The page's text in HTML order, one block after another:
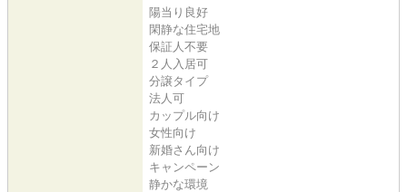
陽当り良好
閑静な住宅地
保証人不要
２人入居可
分譲タイプ
法人可
カップル向け
女性向け
新婚さん向け
キャンペーン
静かな環境